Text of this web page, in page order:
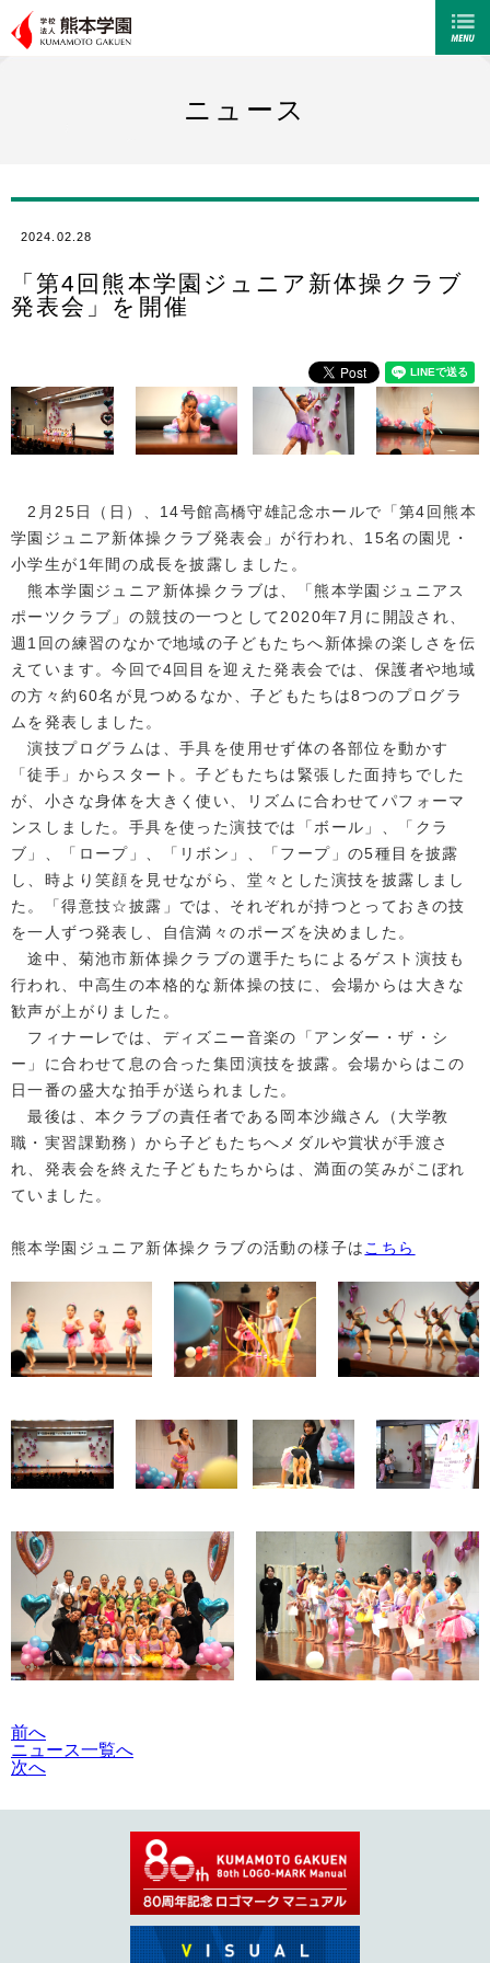
ニュース
2024.02.28
「第4回熊本学園ジュニア新体操クラブ
発表会」を開催
2月25日（日）、14号館高橋守雄記念ホールで「第4回熊本
学園ジュニア新体操クラブ発表会」が行われ、15名の園児・
小学生が1年間の成長を披露しました。
熊本学園ジュニア新体操クラブは、「熊本学園ジュニアス
ポーツクラブ」の競技の一つとして2020年7月に開設され、
週1回の練習のなかで地域の子どもたちへ新体操の楽しさを伝
えています。今回で4回目を迎えた発表会では、保護者や地域
の方々約60名が見つめるなか、子どもたちは8つのプログラ
ムを発表しました。
演技プログラムは、手具を使用せず体の各部位を動かす
「徒手」からスタート。子どもたちは緊張した面持ちでした
が、小さな身体を大きく使い、リズムに合わせてパフォーマ
ンスしました。手具を使った演技では「ボール」、「クラ
ブ」、「ロープ」、「リボン」、「フープ」の5種目を披露
し、時より笑顔を見せながら、堂々とした演技を披露しまし
た。「得意技☆披露」では、それぞれが持つとっておきの技
を一人ずつ発表し、自信満々のポーズを決めました。
途中、菊池市新体操クラブの選手たちによるゲスト演技も
行われ、中高生の本格的な新体操の技に、会場からは大きな
歓声が上がりました。
フィナーレでは、ディズニー音楽の「アンダー・ザ・シ
ー」に合わせて息の合った集団演技を披露。会場からはこの
日一番の盛大な拍手が送られました。
最後は、本クラブの責任者である岡本沙織さん（大学教
職・実習課勤務）から子どもたちへメダルや賞状が手渡さ
れ、発表会を終えた子どもたちからは、満面の笑みがこぼれ
ていました。
熊本学園ジュニア新体操クラブの活動の様子は こちら
前へ
ニュース一覧へ
次へ